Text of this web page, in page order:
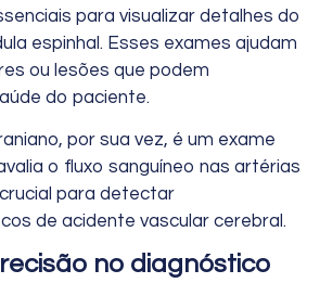
para visualizar detalhes do
espinhal. Esses exames ajudam
ou lesões que podem
do paciente.
por sua vez, é um exame
o fluxo sanguíneo nas artérias
para detectar
de acidente vascular cerebral.
no diagnóstico